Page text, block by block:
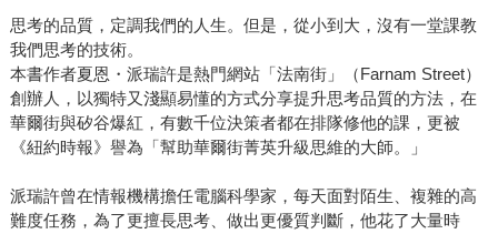
思考的品質，定調我們的人生。但是，從小到大，沒有一堂課教
我們思考的技術。
本書作者夏恩・派瑞許是熱門網站「法南街」（Farnam Street）
創辦人，以獨特又淺顯易懂的方式分享提升思考品質的方法，在
華爾街與矽谷爆紅，有數千位決策者都在排隊修他的課，更被
《紐約時報》譽為「幫助華爾街菁英升級思維的大師。」
派瑞許曾在情報機構擔任電腦科學家，每天面對陌生、複雜的高
難度任務，為了更擅長思考、做出更優質判斷，他花了大量時